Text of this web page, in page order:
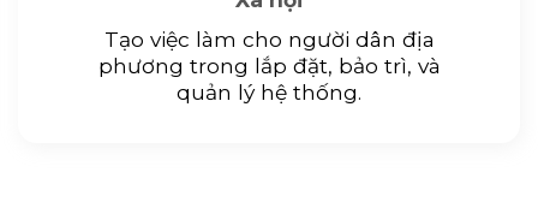
Tạo việc làm cho người dân địa
phương trong lắp đặt, bảo trì, và
quản lý hệ thống.